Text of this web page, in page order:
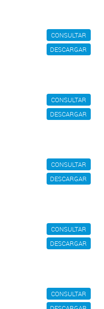
CONSULTAR
DESCARGAR
CONSULTAR
DESCARGAR
CONSULTAR
DESCARGAR
CONSULTAR
DESCARGAR
CONSULTAR